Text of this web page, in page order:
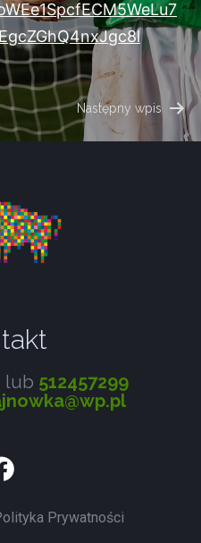
Następny wpis
lub 512457299
Facebook
Prywatności